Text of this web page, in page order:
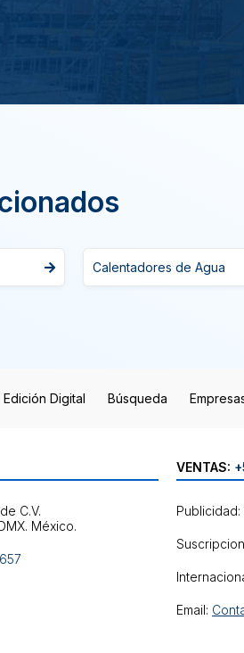
Calentadores de Agua
Edición Digital Búsqueda
C.V.
VENTAS:
Publicidad:
Email: